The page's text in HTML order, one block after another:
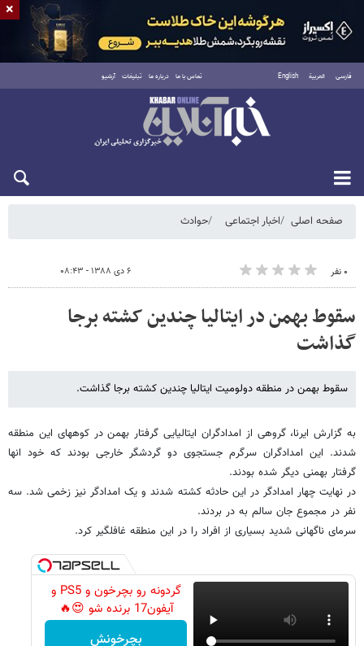
فارسی العربية English تماس با ما درباره ما تبلیغات آرشیو
شنبه ۱۷ مرداد ۱۴۰۵
صفحه اصلی اخبار اجتماعی حوادث
۰ نفر ۶ دی ۱۳۸۸ - ۰۸:۴۳
سقوط بهمن در ایتالیا چندین کشته برجا
گذاشت
سقوط بهمن در منطقه دولومیت ایتالیا چندین کشته برجا گذاشت.
به گزارش ایرنا، گروهی از امدادگران ایتالیایی گرفتار بهمن در کوههای این منطقه
شدند. این امدادگران سرگرم جستجوی دو گردشگر خارجی بودند که خود انها
گرفتار بهمنی دیگر شده بودند.
در نهایت چهار امدادگر در این حادثه کشته شدند و یک امدادگر نیز زخمی شد. سه
نفر در مجموع جان سالم به در بردند.
سرمای ناگهانی شدید بسیاری از افراد را در این منطقه غافلگیر کرد.
گردونه رو بچرخون و PS5 و
آیفون17 برنده شو 😍🔥
بچرخونش
×